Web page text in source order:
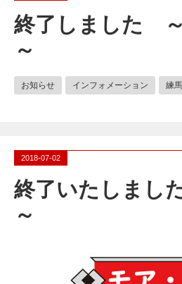
終了しました
～
お知らせ インフォメーション 練
2018-07-02
終了いたしまし
～